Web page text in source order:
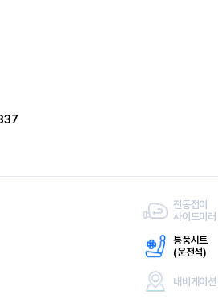
전동접이
사이드미러
통풍시트
(운전석)
내비게이션